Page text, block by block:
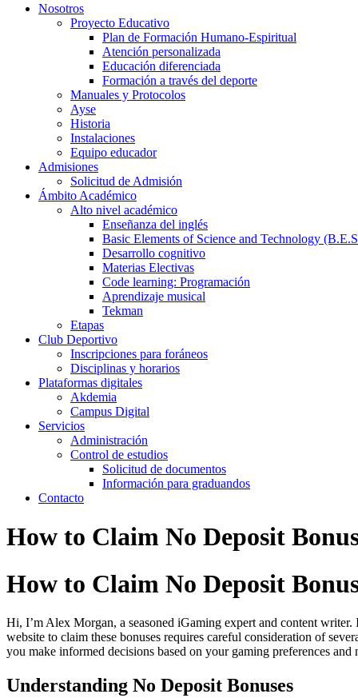
Nosotros
Proyecto Educativo
Plan de Formación Humano-Espiritual
Atención personalizada
Educación diferenciada
Formación a través del deporte
Manuales y Protocolos
Ayse
Historia
Instalaciones
Equipo educador
Admisiones
Solicitud de Admisión
Ámbito Académico
Alto nivel académico
Enseñanza del inglés
Basic Elements of Science and Technology
Desarrollo cognitivo
Materias Electivas
Code learning: Programación
Aprendizaje musical
Tekman
Etapas
Club Deportivo
Inscripciones para foráneos
Disciplinas y horarios
Plataformas digitales
Akdemia
Campus Digital
Servicios
Administración
Control de estudios
Solicitud de documentos
Información para graduandos
Contacto
How to Claim No Deposit
How to Claim No Deposit
Hi, I’m Alex Morgan, a seasoned iGaming expert and content
website to claim these bonuses requires careful consideration of
you make informed decisions based on your gaming preferences and
Understanding No Deposit Bonuses